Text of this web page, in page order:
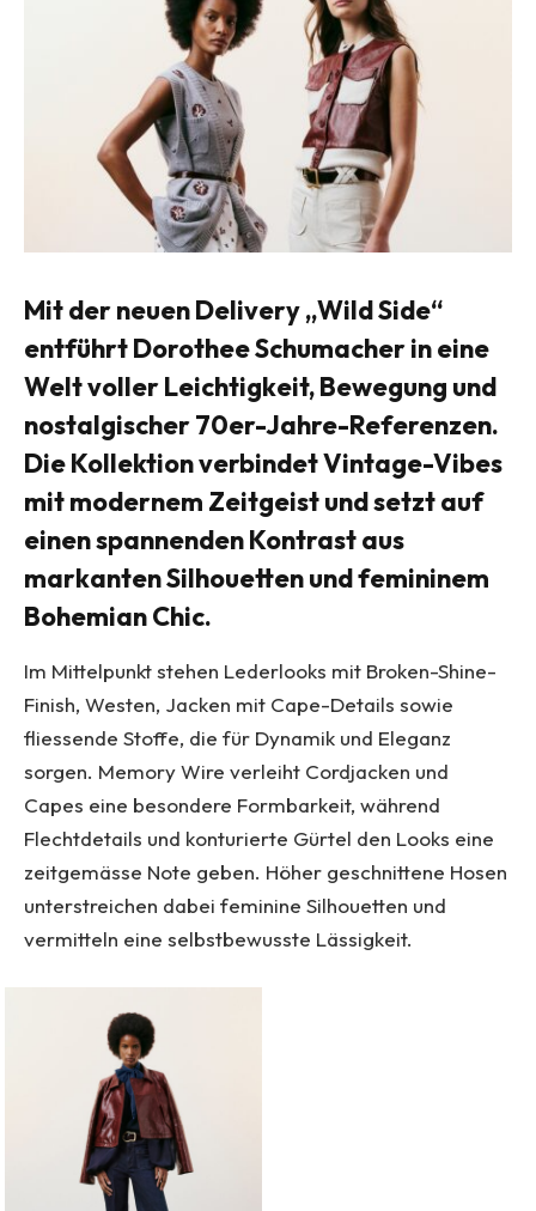
Mit der neuen Delivery „Wild Side“
entführt Dorothee Schumacher in eine
Welt voller Leichtigkeit, Bewegung und
nostalgischer 70er-Jahre-Referenzen.
Die Kollektion verbindet Vintage-Vibes
mit modernem Zeitgeist und setzt auf
einen spannenden Kontrast aus
markanten Silhouetten und femininem
Bohemian Chic.
Im Mittelpunkt stehen Lederlooks mit Broken-Shine-
Finish, Westen, Jacken mit Cape-Details sowie
fliessende Stoffe, die für Dynamik und Eleganz
sorgen. Memory Wire verleiht Cordjacken und
Capes eine besondere Formbarkeit, während
Flechtdetails und konturierte Gürtel den Looks eine
zeitgemässe Note geben. Höher geschnittene Hosen
unterstreichen dabei feminine Silhouetten und
vermitteln eine selbstbewusste Lässigkeit.